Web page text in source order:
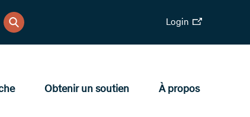
Login
Obtenir un soutien À propos